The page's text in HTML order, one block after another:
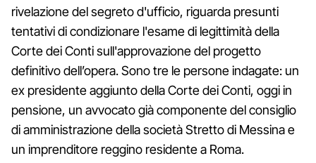
rivelazione del segreto d'ufficio, riguarda presunti
tentativi di condizionare l'esame di legittimità della
Corte dei Conti sull'approvazione del progetto
definitivo dell’opera. Sono tre le persone indagate: un
ex presidente aggiunto della Corte dei Conti, oggi in
pensione, un avvocato già componente del consiglio
di amministrazione della società Stretto di Messina e
un imprenditore reggino residente a Roma.